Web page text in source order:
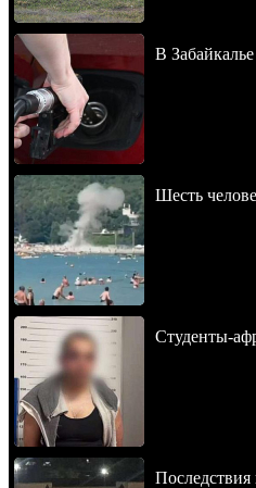
В
Шесть
Студенты-
Последствия